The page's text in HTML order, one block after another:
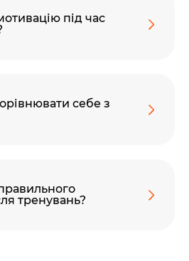
під час
себе з
тренувань?
ми зупиняємось
на життя, свободу та
ті, хто свої життя —
віддав.